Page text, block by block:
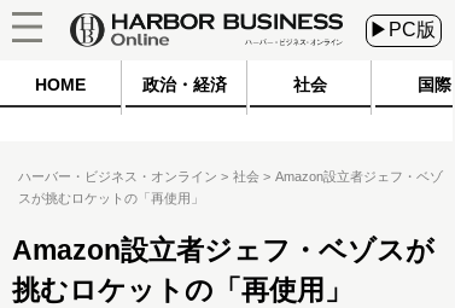
▶PC版
HOME 政治・経済 社会 国際
ハーバー・ビジネス・オンライン 社会
Amazon設立者ジェフ・ベゾ
スが挑むロケットの「再使用」
Amazon設立者ジェフ・ベゾスが
挑むロケットの「再使用」